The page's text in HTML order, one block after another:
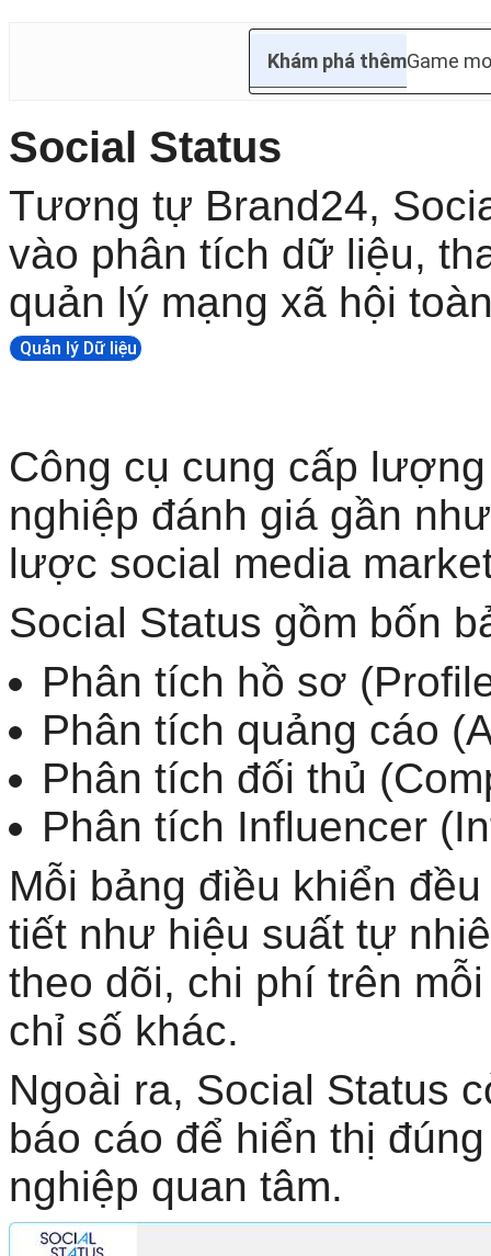
Khám phá thêmGame
Social Status
Tương tự Brand24,
vào phân tích dữ liệu,
quản lý mạng xã hội
Quản lý Dữ liệu
Công cụ cung cấp
nghiệp đánh giá gần
lược social media
Social Status gồm bốn
Phân tích hồ sơ
Phân tích quảng cáo
Phân tích đối thủ
Phân tích Influencer
Mỗi bảng điều khiển
tiết như hiệu suất tự
theo dõi, chi phí trên
chỉ số khác.
Ngoài ra, Social Status
báo cáo để hiển thị
nghiệp quan tâm.